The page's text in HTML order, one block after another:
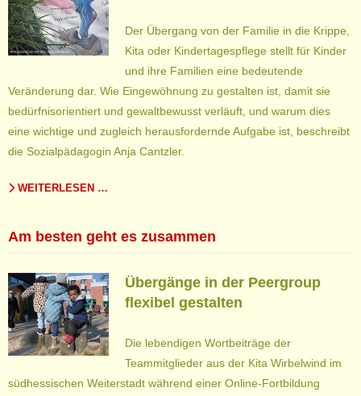
Der Übergang von der Familie in die Krippe,
Kita oder Kindertagespflege stellt für Kinder
und ihre Familien eine bedeutende
Veränderung dar. Wie Eingewöhnung zu gestalten ist, damit sie
bedürfnisorientiert und gewaltbewusst verläuft, und warum dies
eine wichtige und zugleich herausfordernde Aufgabe ist, beschreibt
die Sozialpädagogin Anja Cantzler.
WEITERLESEN …
Am besten geht es zusammen
Übergänge in der Peergroup
flexibel gestalten
Die lebendigen Wortbeiträge der
Teammitglieder aus der Kita Wirbelwind im
südhessischen Weiterstadt während einer Online-Fortbildung